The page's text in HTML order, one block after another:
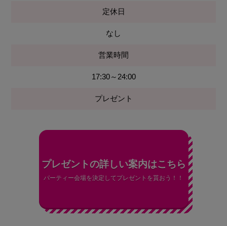
定休日
なし
営業時間
17:30～24:00
プレゼント
プレゼントの詳しい案内はこちら
パーティー会場を決定してプレゼントを貰おう！！